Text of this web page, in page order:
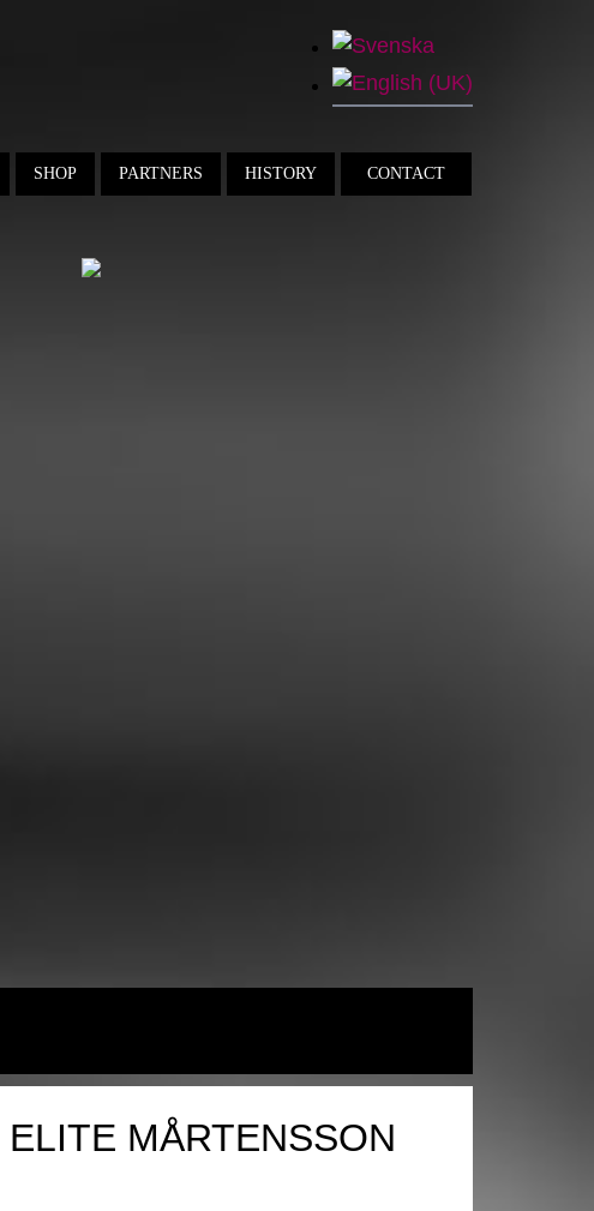
SHOP PARTNERS HISTORY CONTACT
ELITE MÅRTENSSON